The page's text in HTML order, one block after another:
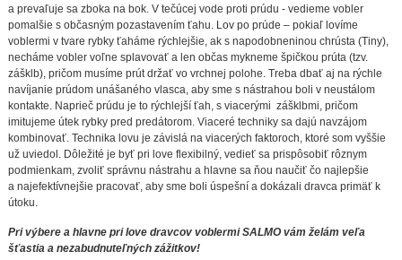
a prevaľuje sa zboka na bok. V tečúcej vode proti prúdu - vedieme vobler
pomalšie s občasným pozastavením ťahu. Lov po prúde – pokiaľ lovíme
voblermi v tvare rybky ťaháme rýchlejšie, ak s napodobneninou chrústa (Tiny),
necháme vobler voľne splavovať a len občas mykneme špičkou prúta (tzv.
zášklb), pričom musíme prút držať vo vrchnej polohe. Treba dbať aj na rýchle
navíjanie prúdom unášaného vlasca, aby sme s nástrahou boli v neustálom
kontakte. Naprieč prúdu je to rýchlejší ťah, s viacerými zášklbmi, pričom
imitujeme útek rybky pred predátorom. Viaceré techniky sa dajú navzájom
kombinovať. Technika lovu je závislá na viacerých faktoroch, ktoré som vyššie
už uviedol. Dôležité je byť pri love flexibilný, vedieť sa prispôsobiť rôznym
podmienkam, zvoliť správnu nástrahu a hlavne sa ňou naučiť čo najlepšie
a najefektívnejšie pracovať, aby sme boli úspešní a dokázali dravca primäť k
útoku.
Pri výbere a hlavne pri love dravcov voblermi SALMO vám želám veľa
šťastia a nezabudnuteľných zážitkov!